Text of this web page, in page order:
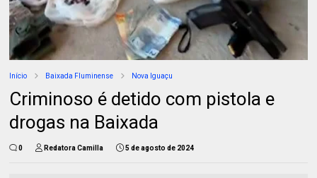
Início Baixada Fluminense Nova Iguaçu
Criminoso é detido com pistola e
drogas na Baixada
0 Redatora Camilla 5 de agosto de 2024